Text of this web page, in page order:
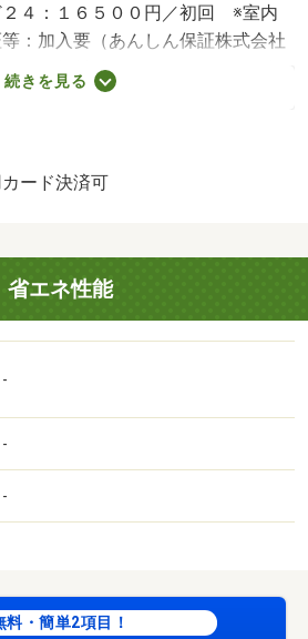
４：１６５００円／初回 ※室内
：加入要（あんしん保証株式会社
・・賃料総額の５０％ 月額保証
５％）・静岡県のお部屋探しはル
続きを見る
ード決済可
省エネ性能
-
-
-
料・簡単2項目！